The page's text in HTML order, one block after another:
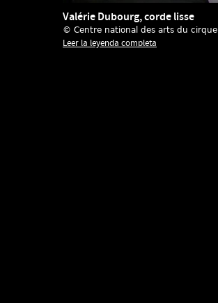
Valérie Dubourg, corde lisse
© Centre national des arts du cirque
Leer la leyenda completa